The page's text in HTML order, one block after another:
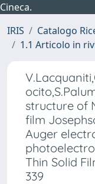
Cineca.
IRIS
Catalogo
1.1 Articolo in
structure of
film
Auger
Thin Solid
339